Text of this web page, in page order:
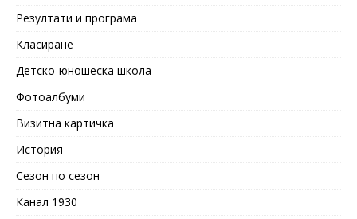
Резултати и програма
Класиране
Детско-юношеска школа
Фотоалбуми
Визитна картичка
История
Сезон по сезон
Канал 1930